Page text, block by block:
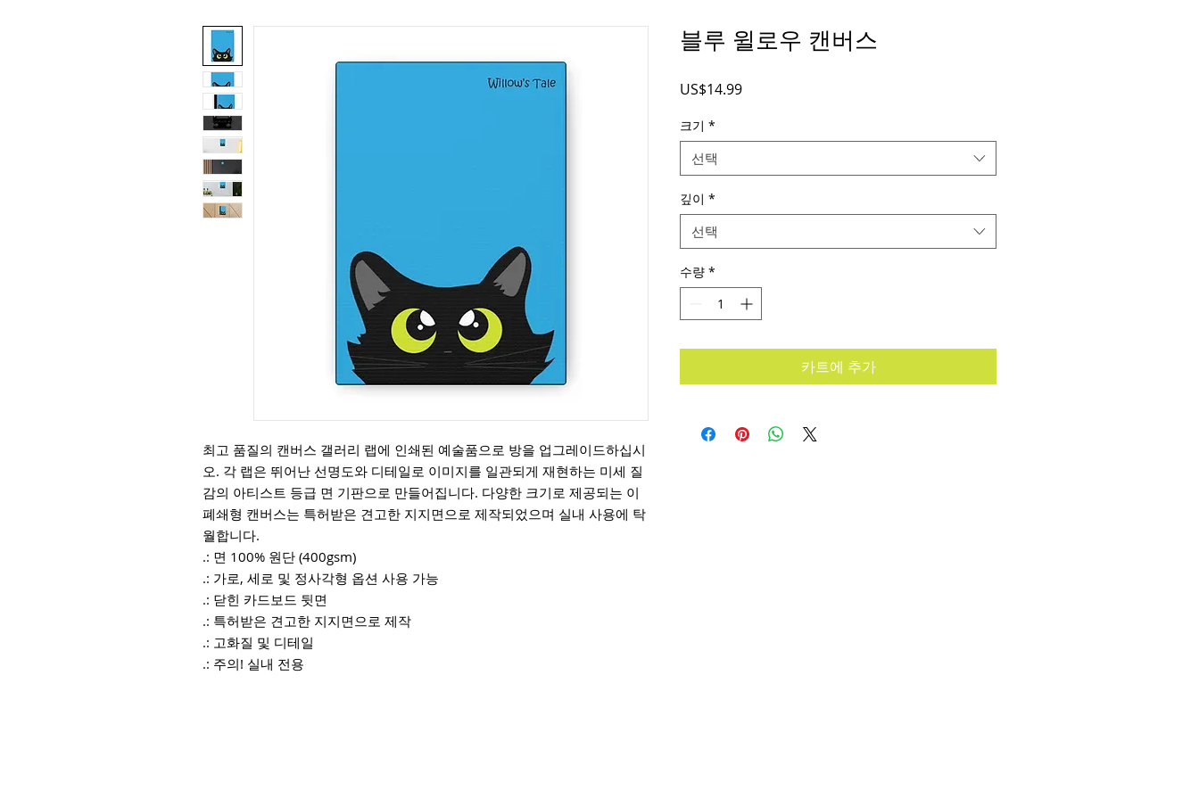
최고 품질의 캔버스 갤러리 랩에 인쇄된 예술품으로 방을 업그레이드하십시
오. 각 랩은 뛰어난 선명도와 디테일로 이미지를 일관되게 재현하는 미세 질
감의 아티스트 등급 면 기판으로 만들어집니다. 다양한 크기로 제공되는 이
폐쇄형 캔버스는 특허받은 견고한 지지면으로 제작되었으며 실내 사용에 탁
월합니다.
.: 면 100% 원단 (400gsm)
.: 가로, 세로 및 정사각형 옵션 사용 가능
.: 닫힌 카드보드 뒷면
.: 특허받은 견고한 지지면으로 제작
.: 고화질 및 디테일
.: 주의! 실내 전용
블루 윌로우 캔버스
US$14.99가
크기 *
선택
깊이 *
선택
수량 *
카트에 추가